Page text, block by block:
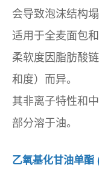
会导致泡沫结构塌
适用于全麦面包
柔软度因脂肪酸
和度）而异。
其非离子特性和
部分溶于油。
乙氧基化甘油单酯